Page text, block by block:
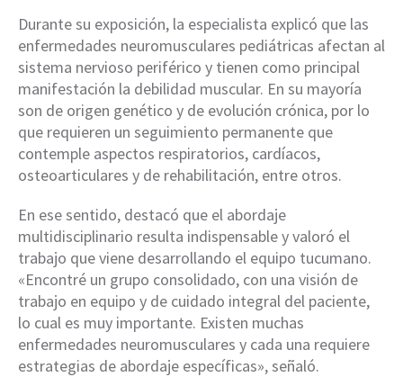
Durante su exposición, la especialista explicó que las
enfermedades neuromusculares pediátricas afectan al
sistema nervioso periférico y tienen como principal
manifestación la debilidad muscular. En su mayoría
son de origen genético y de evolución crónica, por lo
que requieren un seguimiento permanente que
contemple aspectos respiratorios, cardíacos,
osteoarticulares y de rehabilitación, entre otros.
En ese sentido, destacó que el abordaje
multidisciplinario resulta indispensable y valoró el
trabajo que viene desarrollando el equipo tucumano.
«Encontré un grupo consolidado, con una visión de
trabajo en equipo y de cuidado integral del paciente,
lo cual es muy importante. Existen muchas
enfermedades neuromusculares y cada una requiere
estrategias de abordaje específicas», señaló.